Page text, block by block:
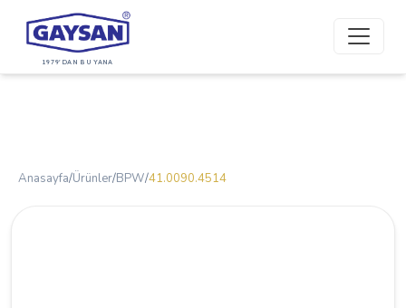
1979'DAN BU YANA
Anasayfa/Ürünler/BPW/41.0090.4514